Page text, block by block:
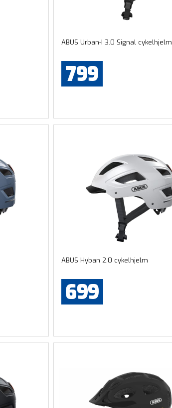
ABUS Urban-I 3.0 Signal cykelhjelm
799
ABUS Hyban 2.0 cykelhjelm
699